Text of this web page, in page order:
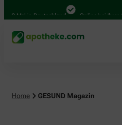
Mal in Deutschland Online bei Ihrer
Home GESUND Magazin